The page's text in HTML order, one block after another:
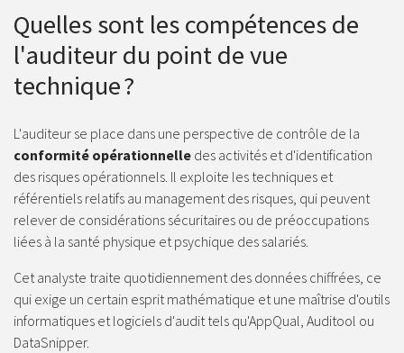
Quelles sont les compétences de
l'auditeur du point de vue
technique ?
L'auditeur se place dans une perspective de contrôle de la
conformité opérationnelle des activités et d'identification
des risques opérationnels. Il exploite les techniques et
référentiels relatifs au management des risques, qui peuvent
relever de considérations sécuritaires ou de préoccupations
liées à la santé physique et psychique des salariés.
Cet analyste traite quotidiennement des données chiffrées, ce
qui exige un certain esprit mathématique et une maîtrise d'outils
informatiques et logiciels d'audit tels qu'AppQual, Auditool ou
DataSnipper.